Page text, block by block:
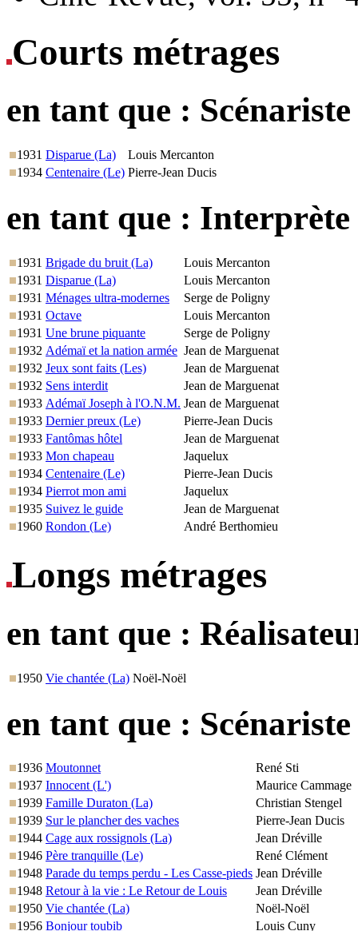
Courts métrages
en tant que : Scénariste
1931 Disparue (La)
Louis Mercanton
1934 Centenaire (Le) Pierre-Jean Ducis
en tant que : Interprète
1931 Brigade du bruit (La)
Louis Mercanton
1931 Disparue (La)
Louis Mercanton
1931 Ménages ultra-modernes
Serge de Poligny
1931 Octave
Louis Mercanton
1931 Une brune piquante
Serge de Poligny
1932 Adémaï et la nation armée Jean de Marguenat
1932 Jeux sont faits (Les)
Jean de Marguenat
1932 Sens interdit
Jean de Marguenat
1933 Adémaï Joseph à l'O.N.M. Jean de Marguenat
1933 Dernier preux (Le)
Pierre-Jean Ducis
1933 Fantômas hôtel
Jean de Marguenat
1933 Mon chapeau
Jaquelux
1934 Centenaire (Le)
Pierre-Jean Ducis
1934 Pierrot mon ami
Jaquelux
1935 Suivez le guide
Jean de Marguenat
1960 Rondon (Le) André Berthomieu
Longs métrages
en tant que :
1950 Vie chantée (La) Noël-Noël
en tant que : Scénariste
1936 Moutonnet
René Sti
1937 Innocent (L')
Maurice Cammage
1939 Famille Duraton (La)
Christian Stengel
1939 Sur le plancher des vaches
Pierre-Jean Ducis
1944 Cage aux rossignols (La)
Jean Dréville
1946 Père tranquille (Le)
René Clément
1948 Parade du temps perdu - Les Casse-pieds Jean Dréville
1948 Retour à la vie : Le Retour de Louis
Jean Dréville
1950 Vie chantée (La)
Noël-Noël
1956 Bonjour toubib
Louis Cuny